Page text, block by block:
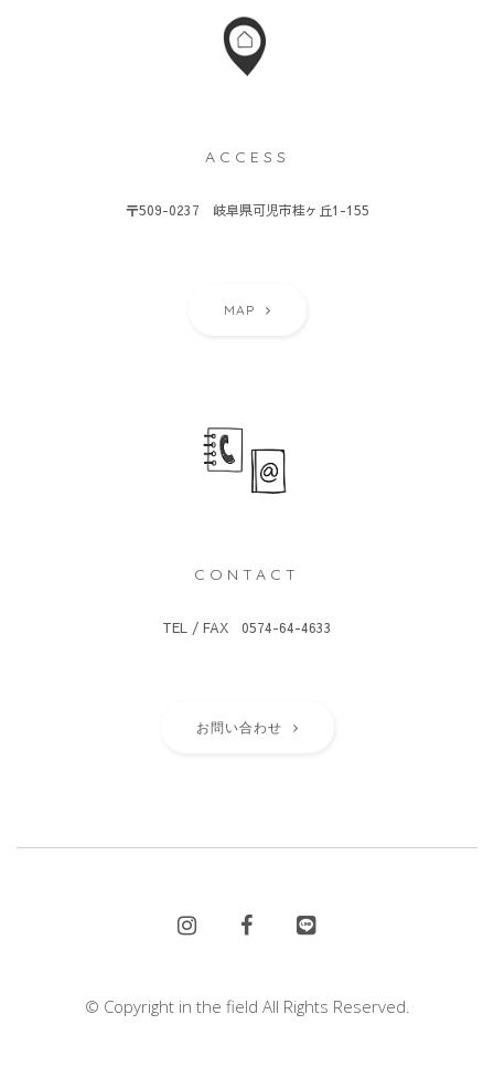
ACCESS
〒509-0237 岐阜県可児市桂ヶ丘1-155
MAP
CONTACT
TEL / FAX 0574-64-4633
お問い合わせ
© Copyright in the field All Rights Reserved.